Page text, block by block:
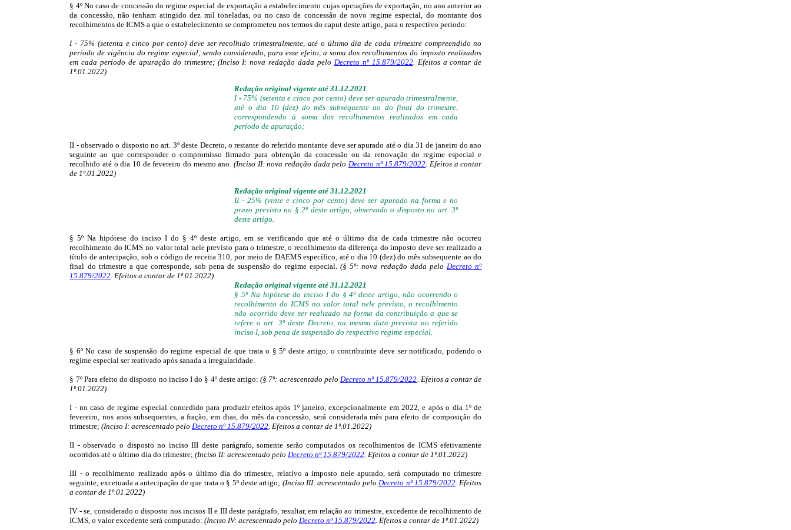
§ 4º No caso de concessão do regime especial de exportação a estabelecimento cujas operações de exportação, no ano anterior ao
da concessão, não tenham atingido dez mil toneladas, ou no caso de concessão de novo regime especial, do montante dos
recolhimentos de ICMS a que o estabelecimento se comprometeu nos termos do caput deste artigo, para o respectivo período:
I - 75% (setenta e cinco por cento) deve ser recolhido trimestralmente, até o último dia de cada trimestre compreendido no
período de vigência do regime especial, sendo considerado, para esse efeito, a soma dos recolhimentos do imposto realizados
em cada período de apuração do trimestre; (Inciso I: nova redação dada pelo Decreto nº 15.879/2022. Efeitos a contar de
1º.01.2022)
Redação original vigente até 31.12.2021
I - 75% (setenta e cinco por cento) deve ser apurado trimestralmente,
até o dia 10 (dez) do mês subsequente ao do final do trimestre,
correspondendo à soma dos recolhimentos realizados em cada
período de apuração;
II - observado o disposto no art. 3º deste Decreto, o restante do referido montante deve ser apurado até o dia 31 de janeiro do ano
seguinte ao que corresponder o compromisso firmado para obtenção da concessão ou da renovação do regime especial e
recolhido até o dia 10 de fevereiro do mesmo ano. (Inciso II: nova redação dada pelo Decreto nº 15.879/2022. Efeitos a contar
de 1º.01.2022)
Redação original vigente até 31.12.2021
II - 25% (vinte e cinco por cento) deve ser apurado na forma e no
prazo previsto no § 2º deste artigo, observado o disposto no art. 3º
deste artigo.
§ 5º Na hipótese do inciso I do § 4º deste artigo, em se verificando que até o último dia de cada trimestre não ocorreu
recolhimento do ICMS no valor total nele previsto para o trimestre, o recolhimento da diferença do imposto deve ser realizado a
título de antecipação, sob o código de receita 310, por meio de DAEMS específico, até o dia 10 (dez) do mês subsequente ao do
final do trimestre a que corresponde, sob pena de suspensão do regime especial. (§ 5º: nova redação dada pelo Decreto nº
15.879/2022 . Efeitos a contar de 1º.01.2022)
Redação original vigente até 31.12.2021
§ 5º Na hipótese do inciso I do § 4º deste artigo, não ocorrendo o
recolhimento do ICMS no valor total nele previsto, o recolhimento
não ocorrido deve ser realizado na forma da contribuição a que se
refere o art. 3º deste Decreto, na mesma data prevista no referido
inciso I, sob pena de suspensão do respectivo regime especial.
§ 6º No caso de suspensão do regime especial de que trata o § 5º deste artigo, o contribuinte deve ser notificado, podendo o
regime especial ser reativado após sanada a irregularidade.
§ 7º Para efeito do disposto no inciso I do § 4º deste artigo: (§ 7º: acrescentado pelo Decreto nº 15.879/2022 . Efeitos a contar de
1º.01.2022)
I - no caso de regime especial concedido para produzir efeitos após 1º janeiro, excepcionalmente em 2022, e após o dia 1º de
fevereiro, nos anos subsequentes, a fração, em dias, do mês da concessão, será considerada mês para efeito de composição do
trimestre; (Inciso I: acrescentado pelo Decreto nº 15.879/2022 . Efeitos a contar de 1º.01.2022)
II - observado o disposto no inciso III deste parágrafo, somente serão computados os recolhimentos de ICMS efetivamente
ocorridos até o último dia do trimestre; (Inciso II: acrescentado pelo Decreto nº 15.879/2022 . Efeitos a contar de 1º.01.2022)
III - o recolhimento realizado após o último dia do trimestre, relativo a imposto nele apurado, será computado no trimestre
seguinte, excetuada a antecipação de que trata o § 5º deste artigo; (Inciso III: acrescentado pelo Decreto nº 15.879/2022. Efeitos
a contar de 1º.01.2022)
IV - se, considerado o disposto nos incisos II e III deste parágrafo, resultar, em relação ao trimestre, excedente de recolhimento de
ICMS, o valor excedente será computado: (Inciso IV: acrescentado pelo Decreto nº 15.879/2022 . Efeitos a contar de 1º.01.2022)